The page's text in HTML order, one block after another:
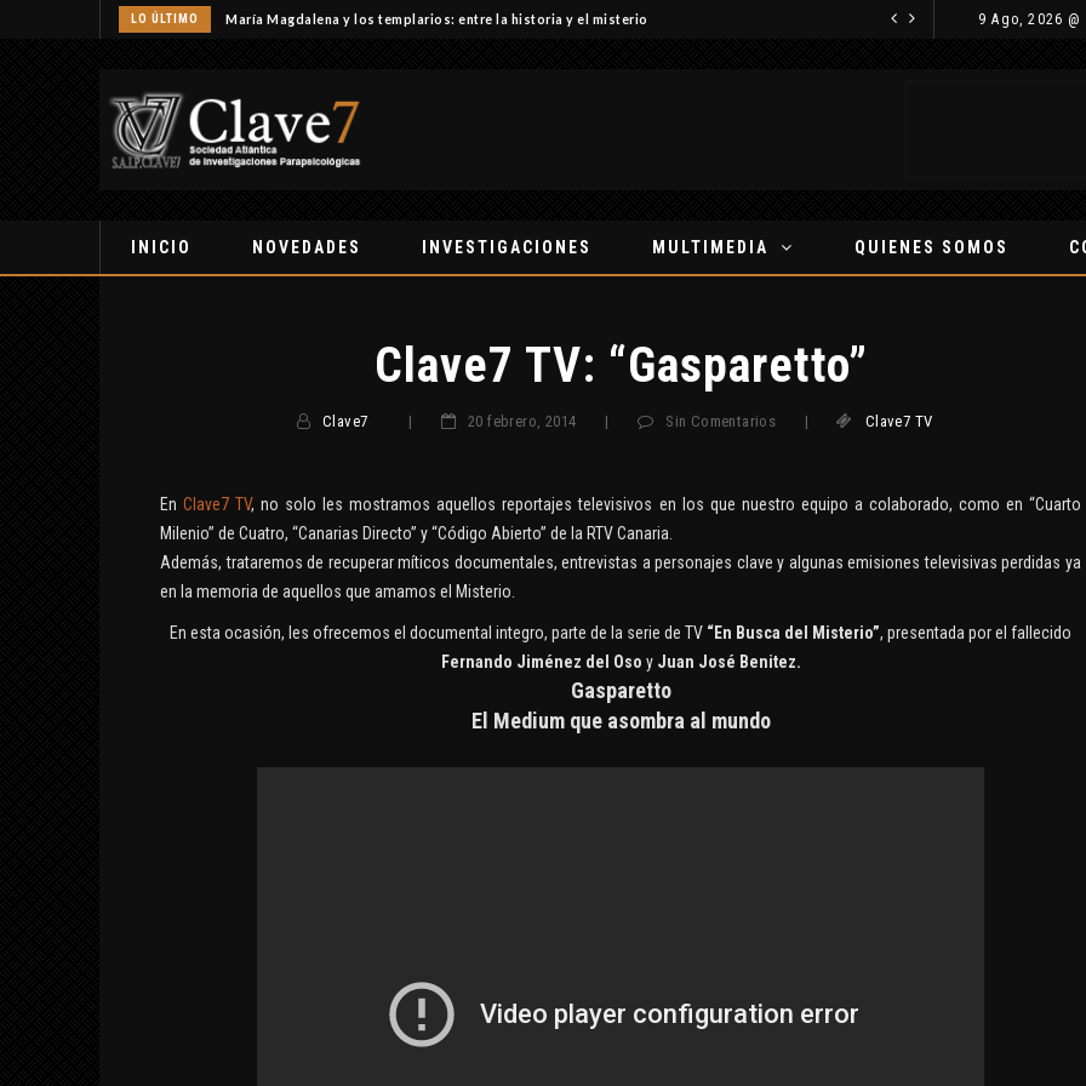
LO ÚLTIMO María Magdalena y los templarios: entre la historia y el misterio 9 Ago, 2026 @
INICIO NOVEDADES INVESTIGACIONES MULTIMEDIA QUIENES SOMOS
Clave7 TV: “Gasparetto”
Clave7 | 20 febrero, 2014 | Sin Comentarios | Clave7 TV
EnClave7 TV, no solo les mostramos aquellos reportajes televisivos en los que nuestro equipo a colaborado, como en “Cuarto
Milenio” de Cuatro, “Canarias Directo” y “Código Abierto” de la RTV Canaria.
Además, trataremos de recuperar míticos documentales, entrevistas a personajes clave y algunas emisiones televisivas perdidas ya
en la memoria de aquellos que amamos el Misterio.
En esta ocasión, les ofrecemos el documental integro, parte de la serie de TV “En Busca del Misterio”, presentada por el fallecido
Fernando Jiménez del Oso yJuan José Benitez.
Gasparetto
El Medium que asombra al mundo